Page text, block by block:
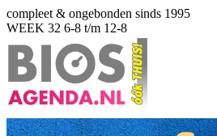
compleet & ongebonden sinds 1995
WEEK 32 6-8 t/m 12-8